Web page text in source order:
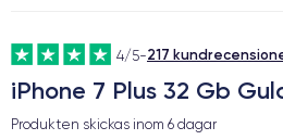
4/5-217
iPhone 7 Plus 32 Gb
Produkten skickas inom 6 dagar